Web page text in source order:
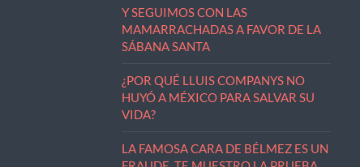
Y SEGUIMOS CON LAS
MAMARRACHADAS A FAVOR DE LA
SÁBANA SANTA
¿POR QUÉ LLUIS COMPANYS NO
HUYÓ A MÉXICO PARA SALVAR SU
VIDA?
LA FAMOSA CARA DE BÉLMEZ ES UN